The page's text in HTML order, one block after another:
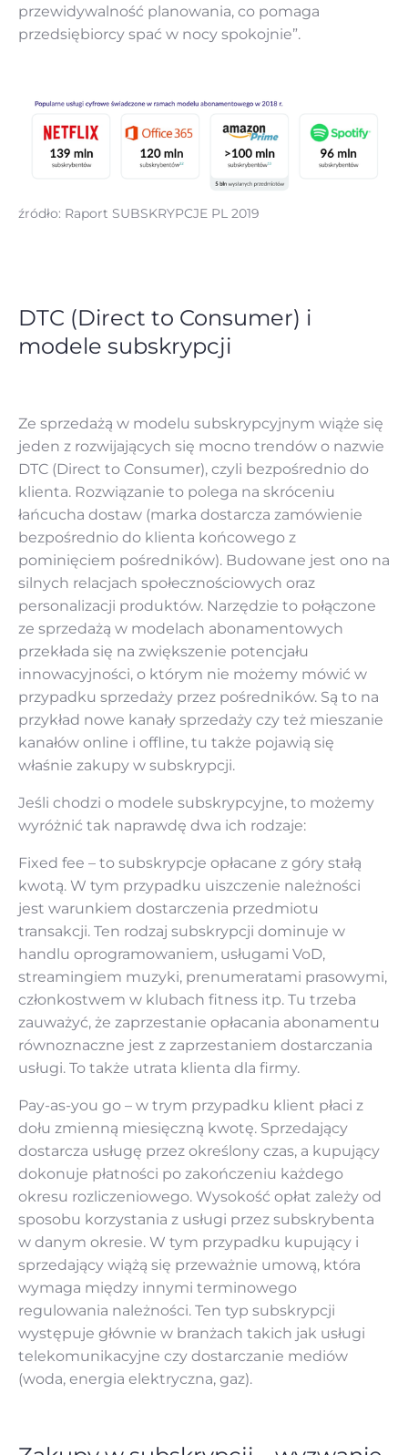
przewidywalność planowania, co pomaga
przedsiębiorcy spać w nocy spokojnie”.
źródło: Raport SUBSKRYPCJE PL 2019
DTC (Direct to Consumer) i
modele subskrypcji
Ze sprzedażą w modelu subskrypcyjnym wiąże się
jeden z rozwijających się mocno trendów o nazwie
DTC (Direct to Consumer), czyli bezpośrednio do
klienta. Rozwiązanie to polega na skróceniu
łańcucha dostaw (marka dostarcza zamówienie
bezpośrednio do klienta końcowego z
pominięciem pośredników). Budowane jest ono na
silnych relacjach społecznościowych oraz
personalizacji produktów. Narzędzie to połączone
ze sprzedażą w modelach abonamentowych
przekłada się na zwiększenie potencjału
innowacyjności, o którym nie możemy mówić w
przypadku sprzedaży przez pośredników. Są to na
przykład nowe kanały sprzedaży czy też mieszanie
kanałów online i offline, tu także pojawią się
właśnie zakupy w subskrypcji.
Jeśli chodzi o modele subskrypcyjne, to możemy
wyróżnić tak naprawdę dwa ich rodzaje:
Fixed fee – to subskrypcje opłacane z góry stałą
kwotą. W tym przypadku uiszczenie należności
jest warunkiem dostarczenia przedmiotu
transakcji. Ten rodzaj subskrypcji dominuje w
handlu oprogramowaniem, usługami VoD,
streamingiem muzyki, prenumeratami prasowymi,
członkostwem w klubach fitness itp. Tu trzeba
zauważyć, że zaprzestanie opłacania abonamentu
równoznaczne jest z zaprzestaniem dostarczania
usługi. To także utrata klienta dla firmy.
Pay-as-you go – w trym przypadku klient płaci z
dołu zmienną miesięczną kwotę. Sprzedający
dostarcza usługę przez określony czas, a kupujący
dokonuje płatności po zakończeniu każdego
okresu rozliczeniowego. Wysokość opłat zależy od
sposobu korzystania z usługi przez subskrybenta
w danym okresie. W tym przypadku kupujący i
sprzedający wiążą się przeważnie umową, która
wymaga między innymi terminowego
regulowania należności. Ten typ subskrypcji
występuje głównie w branżach takich jak usługi
telekomunikacyjne czy dostarczanie mediów
(woda, energia elektryczna, gaz).